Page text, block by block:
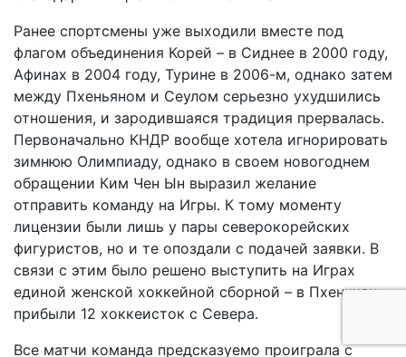
Ранее спортсмены уже выходили вместе под
флагом объединения Корей – в Сиднее в 2000 году,
Афинах в 2004 году, Турине в 2006-м, однако затем
между Пхеньяном и Сеулом серьезно ухудшились
отношения, и зародившаяся традиция прервалась.
Первоначально КНДР вообще хотела игнорировать
зимнюю Олимпиаду, однако в своем новогоднем
обращении Ким Чен Ын выразил желание
отправить команду на Игры. К тому моменту
лицензии были лишь у пары северокорейских
фигуристов, но и те опоздали с подачей заявки. В
связи с этим было решено выступить на Играх
единой женской хоккейной сборной – в Пхенчхан
прибыли 12 хоккеисток с Севера.
Все матчи команда предсказуемо проиграла с